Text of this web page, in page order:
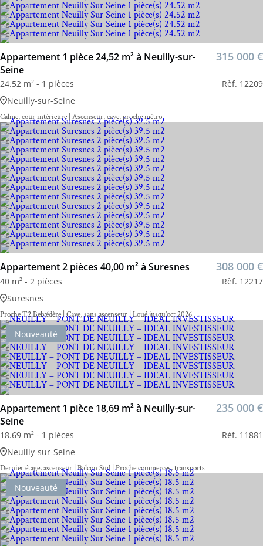
Appartement 1 pièce 24,52 m² à Neuilly-sur-
Seine
315 000 €
24.52 m² - 1 pièces
Rèf. 12209
Neuilly-sur-Seine
Calme, cour intérieure | Ascenseur, cave, proche métro
Appartement 2 pièces 40,00 m² à Suresnes 308 000 €
40 m² - 2 pièces
Rèf. 12217
Suresnes
Proche T2 Belvédère | Cave, sans ascenseur | Loué jusqu'oct 2026
Nouveauté
Appartement 1 pièce 18,69 m² à Neuilly-sur-
Seine
235 000 €
18.69 m² - 1 pièces
Rèf. 11881
Neuilly-sur-Seine
Dernier étage, ascenseur | Balcon Sud | Proche commerces, transports
Nouveauté